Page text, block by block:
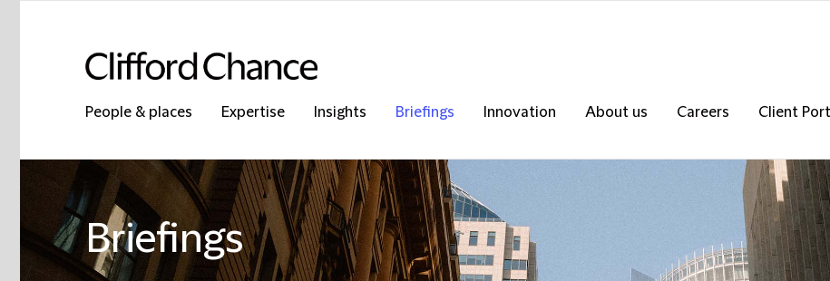
People & places Expertise Insights Briefings Innovation About us Careers
Client
Briefings